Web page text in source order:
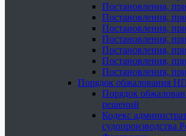
Постановления,
Постановления,
Постановления,
Постановления,
Постановления,
Постановления,
Постановления,
Порядок обжалования
Порядок
решений
Кодекс
судопроизводства